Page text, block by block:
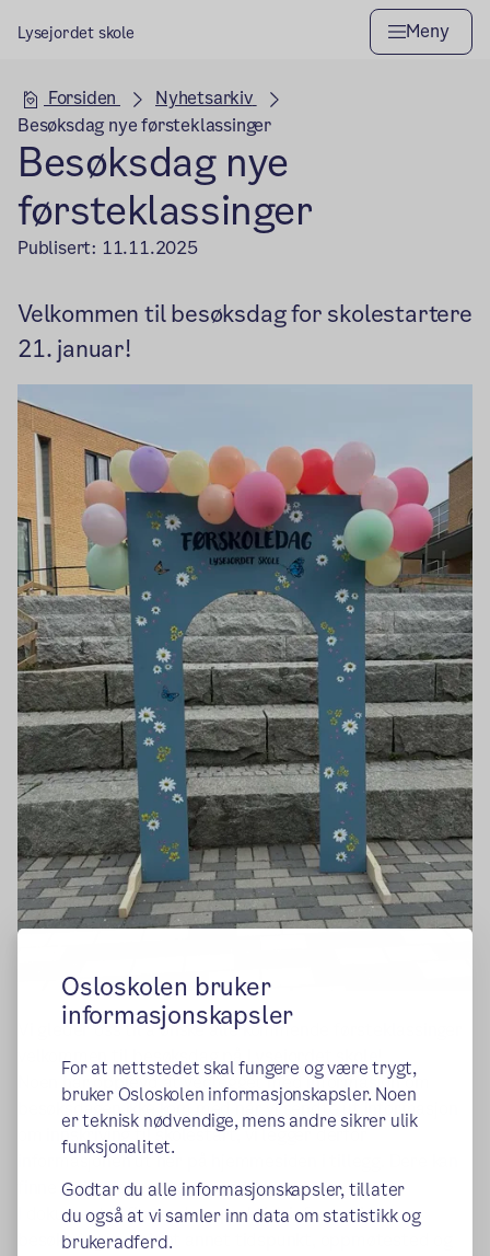
Osloskolen bruker
informasjonskapsler
For at nettstedet skal fungere og være trygt,
bruker Osloskolen informasjonskapsler. Noen
er teknisk nødvendige, mens andre sikrer ulik
funksjonalitet.
Godtar du alle informasjonskapsler, tillater
du også at vi samler inn data om statistikk og
brukeradferd.
Lysejordet skole Meny
Hovedseksjon
Forsiden
Nyhetsarkiv
Besøksdag nye førsteklassinger
Besøksdag nye
førsteklassinger
Publisert: 11.11.2025
Velkommen til besøksdag for skolestartere
21. januar!
Vi gleder oss til å ønske alle kommende førsteklassinger
velkommen til besøksdag på Lysejordet skole
Noen har opplevd at vedlegget med informasjon om
besøksdagen ikke kom med når vi sendte ut informasjon
om innskriving til skolestart, vi legger derfor
informasjonen ut her på hjemmesiden i tillegg. Dere kan
finne invitasjonen i kolonnen til høyre.
I dokumentet finner dere praktisk informasjon om
besøksdagen – blant annet tidspunkt, oppmøtested og